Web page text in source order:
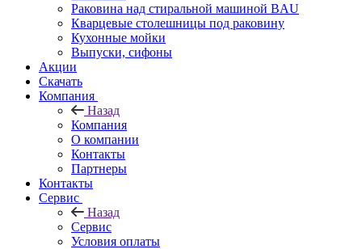
Раковина над стиральной машиной BAU
Кварцевые столешницы под раковину
Кухонные мойки
Выпуски, сифоны
Акции
Скачать
Компания
Назад
Компания
О компании
Контакты
Партнеры
Контакты
Сервис
Назад
Сервис
Условия оплаты